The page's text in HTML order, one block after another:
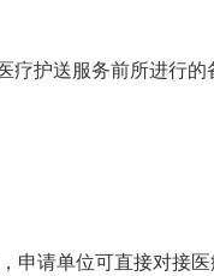
护送服务前所进行的
请单位可直接对接